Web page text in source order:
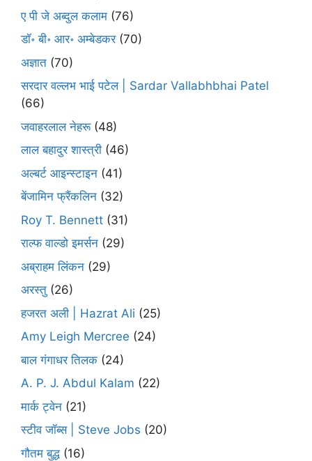
ए पी जे अब्दुल कलाम (76)
डॉ॰ बी॰ आर॰ अम्बेडकर(70)
अज्ञात (70)
सरदार वल्लभ भाई पटेल | Sardar Vallabhbhai Patel
(66)
जवाहरलाल नेहरू(48)
लाल बहादुर शास्त्री (46)
अल्बर्ट आइन्स्टाइन (41)
बेंजामिन फ्रैंकलिन (32)
Roy T. Bennett (31)
राल्फ वाल्डो इमर्सन (29)
अब्राहम लिंकन (29)
अरस्तु (26)
हजरत अली | Hazrat Ali (25)
Amy Leigh Mercree (24)
बाल गंगाधर तिलक (24)
A. P. J. Abdul Kalam (22)
मार्क ट्वेन (21)
स्टीव जॉब्स | Steve Jobs (20)
गौतम बुद्ध (16)